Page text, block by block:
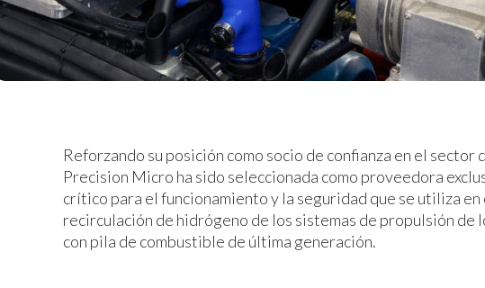
Reforzando su posición como socio de confianza en el sector
Precision Micro ha sido seleccionada como proveedora
crítico para el funcionamiento y la seguridad que se utiliza
recirculación de hidrógeno de los sistemas de propulsión de
con pila de combustible de última generación.